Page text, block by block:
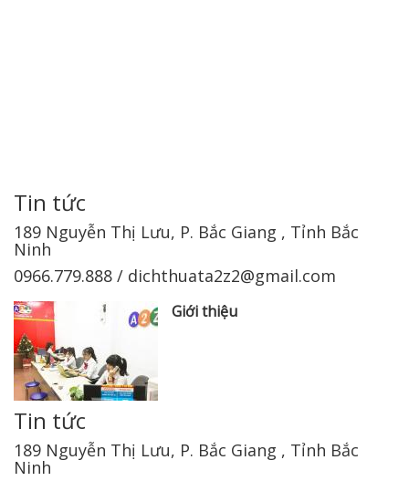
Tin tức
189 Nguyễn Thị Lưu, P. Bắc Giang , Tỉnh Bắc
Ninh
0966.779.888 / dichthuata2z2@gmail.com
Giới thiệu
Tin tức
189 Nguyễn Thị Lưu, P. Bắc Giang , Tỉnh Bắc
Ninh